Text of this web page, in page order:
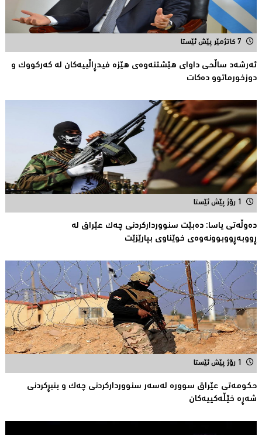
7 کاتژمێر پێش ئێستا
ئەرشەد ساڵحی داواى هێشتنەوەى هێزە فیدڕاڵییەکان لە كەركووك و
دوزخورماتوو دەکات
1 رۆژ پێش ئێستا
دەوڵەتی یاسا: دەبێت سنوورداركردنی چەك عێراق لە
ڕووبەڕووبوونەوەی خوێناوی بپارێزێت
1 رۆژ پێش ئێستا
حكومەتى عێراق سوورە لەسەر سنوورداركردنی چەك و بنبڕكردنی
شەڕە خێڵەكییەكان